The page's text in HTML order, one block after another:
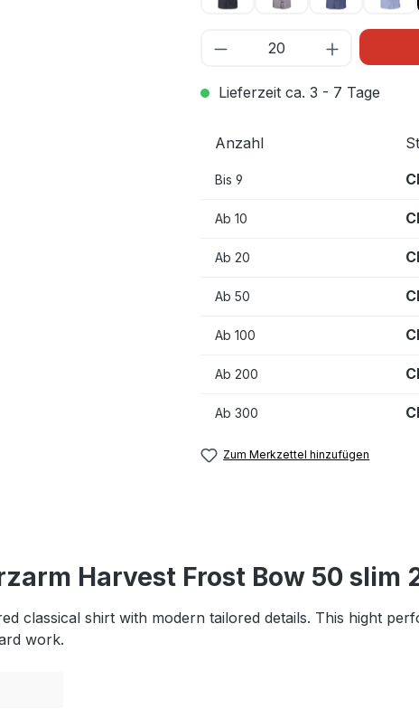
Lieferzeit ca. 3 - 7 Tage
Anzahl
Bis 9
Ab 10
Ab 20
Ab 50
Ab 100
Ab 200
Ab 300
Zum Merkzettel hinzufügen
Harvest Frost Bow 50 slim
classical shirt with modern tailored details. This hight
work.